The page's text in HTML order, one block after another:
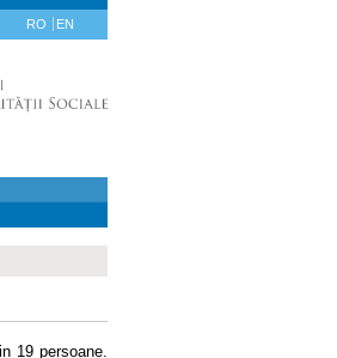
RO EN
19 persoane.